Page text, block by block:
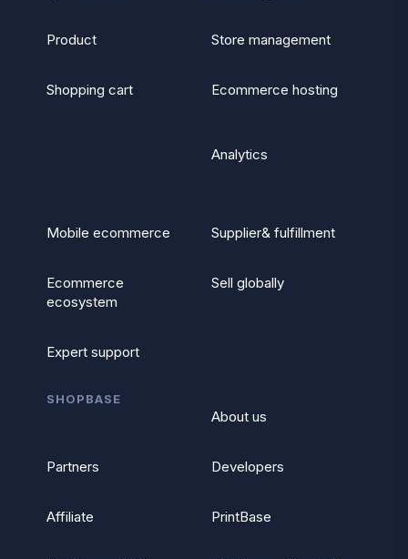
Product Store management
Shopping cart Ecommerce hosting
Analytics
Mobile ecommerce Supplier& fulfillment
Ecommerce
ecosystem
Sell globally
Expert support
SHOPBASE
About us
Partners Developers
Affiliate PrintBase